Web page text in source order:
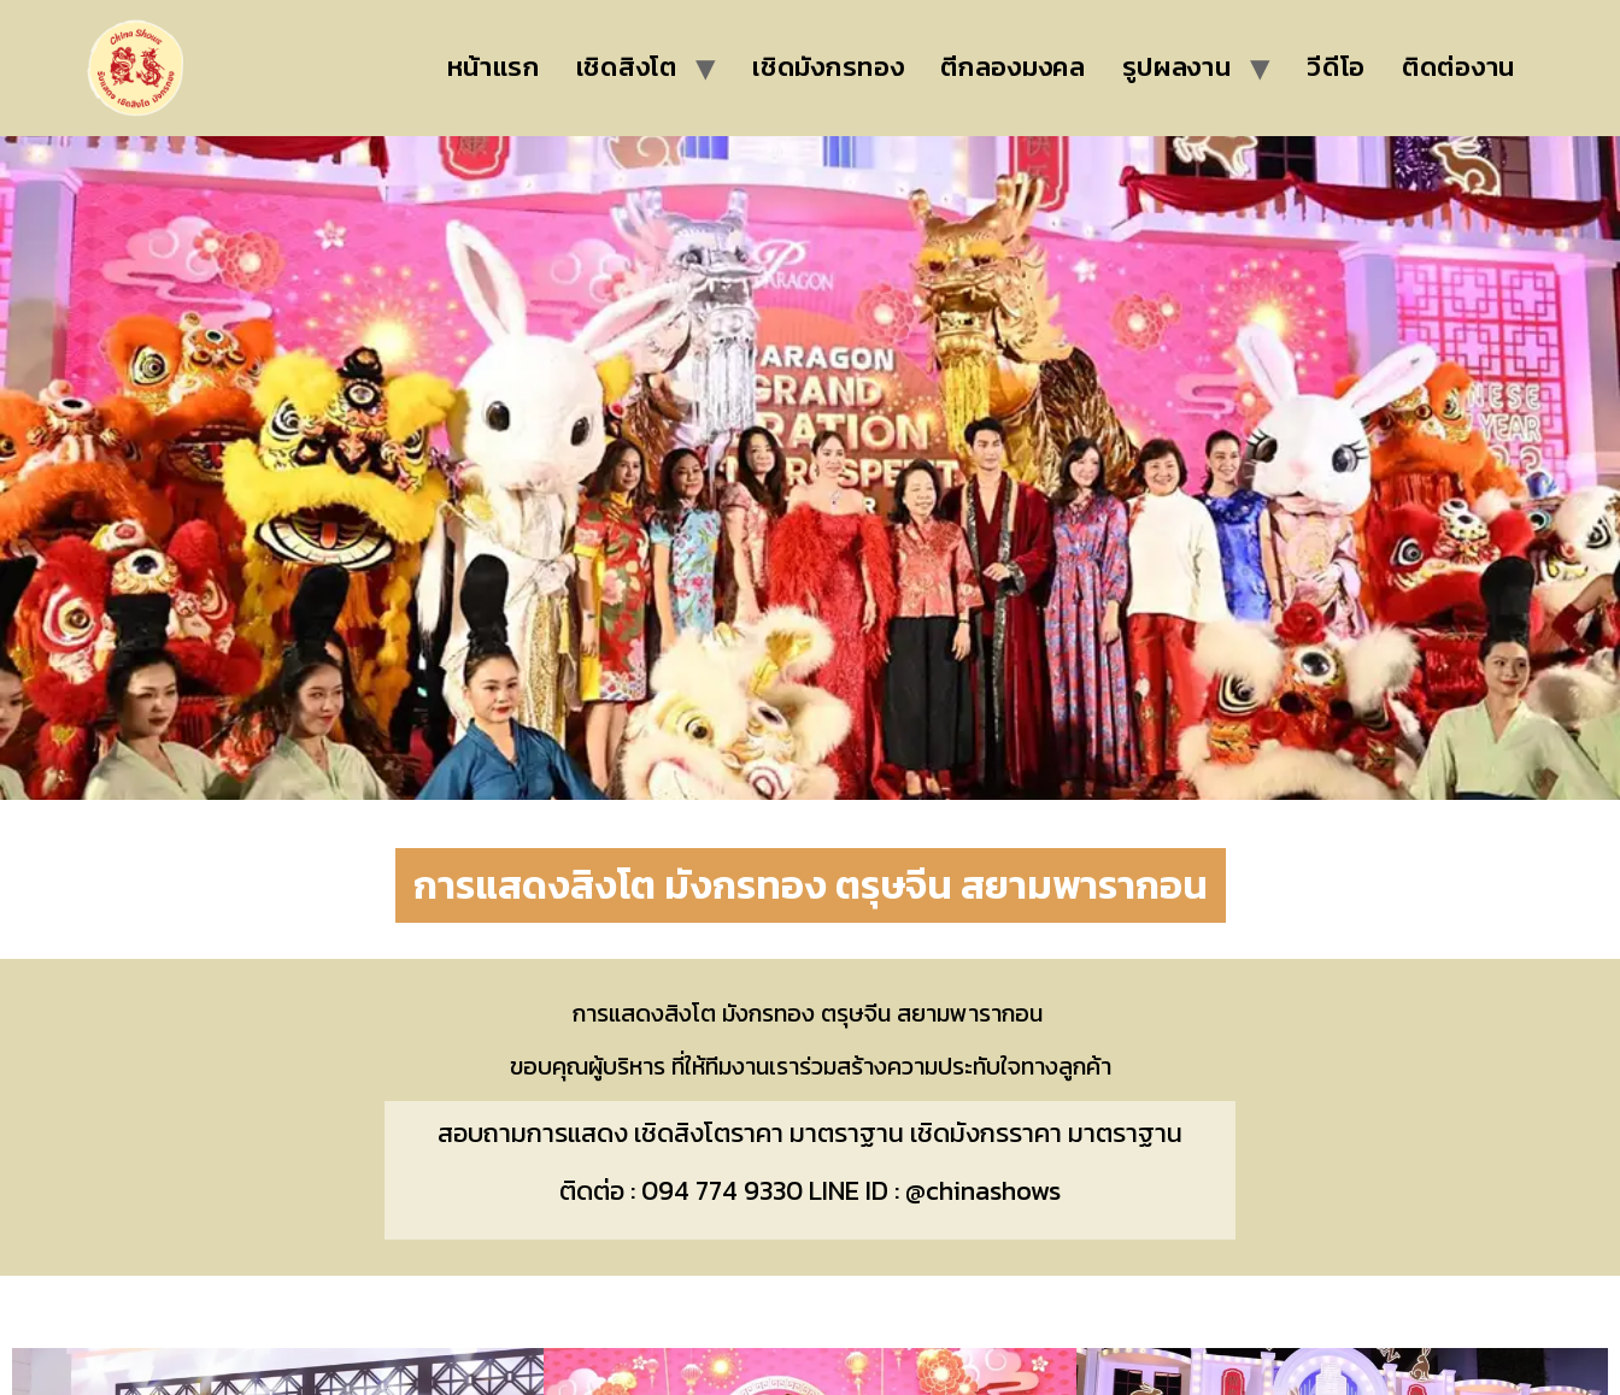
หน้าแรก เชิดสิงโต เชิดมังกรทอง ตีกลองมงคล รูปผลงาน วีดีโอ ติดต่องาน
การแสดงสิงโต มังกรทอง ตรุษจีน สยามพารากอน
การแสดงสิงโต มังกรทอง ตรุษจีน สยามพารากอน
ขอบคุณผู้บริหาร ที่ให้ทีมงานเราร่วมสร้างความประทับใจทางลูกค้า
สอบถามการแสดง เชิดสิงโตราคา มาตราฐาน เชิดมังกรราคา มาตราฐาน
ติดต่อ : 094 774 9330 LINE ID : @chinashows